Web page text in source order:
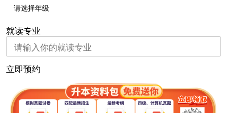
就读专业
立即预约